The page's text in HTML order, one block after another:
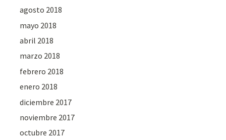
agosto 2018
mayo 2018
abril 2018
marzo 2018
febrero 2018
enero 2018
diciembre 2017
noviembre 2017
octubre 2017